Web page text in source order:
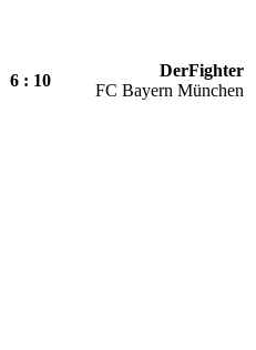
6 : 10
DerFighter
FC Bayern München